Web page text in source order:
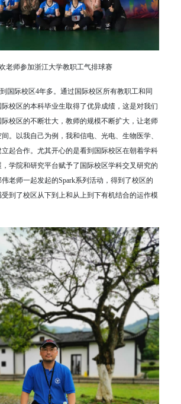
老师参加浙江大学教职工气排球赛
际校区4年多。通过国际校区所有教职工和同
校区的本科毕业生取得了优异成绩，这是对我们
校区的不断壮大，教师的规模不断扩大，让老师
。以我自己为例，我和信电、光电、生物医学、
起合作。尤其开心的是看到国际校区在朝着学科
学院和研究平台赋予了国际校区学科交叉研究的
老师一起发起的Spark系列活动，得到了校区的
到了校区从下到上和从上到下有机结合的运作模